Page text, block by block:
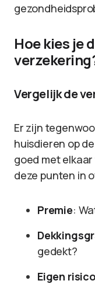
Hoe kies je
Vergelijk de
Er zijn
huisdieren op
goed met
deze punten in
Premie:
gedekt?
Eigen risico